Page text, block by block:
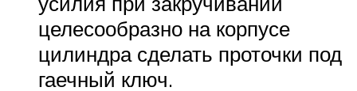
целесообразно на корпусе
цилиндра сделать проточки под
гаечный ключ.